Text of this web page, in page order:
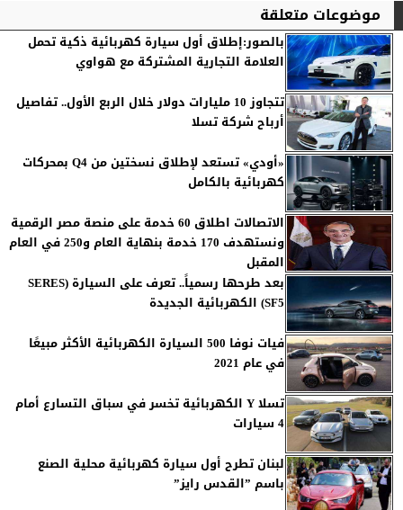
موضوعات متعلقة
بالصور:إطلاق أول سيارة كهربائية ذكية تحمل
العلامة التجارية المشتركة مع هواوي
تتجاوز 10 مليارات دولار خلال الربع الأول.. تفاصيل
أرباح شركة تسلا
«أودي» تستعد لإطلاق نسختين من Q4 بمحركات
كهربائية بالكامل
الاتصالات اطلاق 60 خدمة على منصة مصر الرقمية
ونستهدف 170 خدمة بنهاية العام و250 في العام
المقبل
بعد طرحها رسمياً.. تعرف على السيارة (SERES
SF5) الكهربائية الجديدة
فيات نوفا 500 السيارة الكهربائية الأكثر مبيعًا
في عام 2021
تسلا Y الكهربائية تخسر في سباق التسارع أمام
4 سيارات
لبنان تطرح أول سيارة كهربائية محلية الصنع
باسم ”القدس رايز”